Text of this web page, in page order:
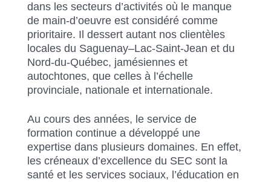
dans les secteurs d’activités où le manque
de main-d’oeuvre est considéré comme
prioritaire. Il dessert autant nos clientèles
locales du Saguenay–Lac-Saint-Jean et du
Nord-du-Québec, jamésiennes et
autochtones, que celles à l’échelle
provinciale, nationale et internationale.
Au cours des années, le service de
formation continue a développé une
expertise dans plusieurs domaines. En effet,
les créneaux d’excellence du SEC sont la
santé et les services sociaux, l’éducation en